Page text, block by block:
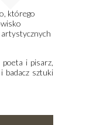
którego
artystycznych
poeta i pisarz,
badacz sztuki